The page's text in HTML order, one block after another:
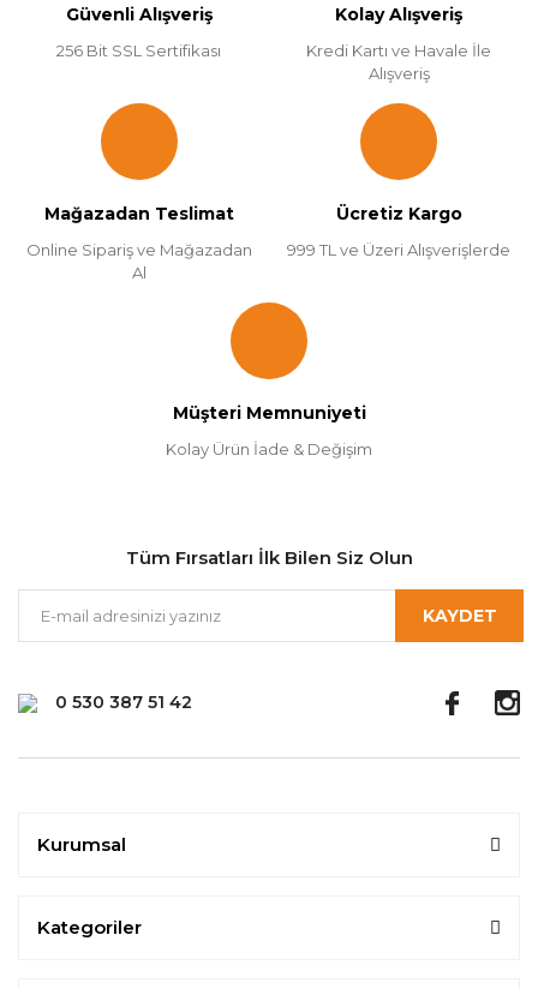
Güvenli Alışveriş
256 Bit SSL Sertifikası
Kolay Alışveriş
Kredi Kartı ve Havale İle
Alışveriş
Mağazadan Teslimat
Online Sipariş ve Mağazadan
Al
Ücretiz Kargo
999 TL ve Üzeri Alışverişlerde
Müşteri Memnuniyeti
Kolay Ürün İade & Değişim
0 530 387 51 42
Tüm Fırsatları İlk Bilen Siz Olun
KAYDET
Kurumsal
Kategoriler